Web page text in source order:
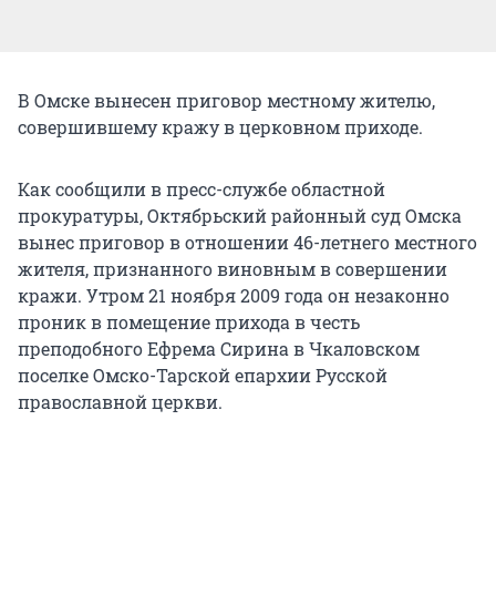
В Омске вынесен приговор местному жителю,
совершившему кражу в церковном приходе.
Как сообщили в пресс-службе областной
прокуратуры, Октябрьский районный суд Омска
вынес приговор в отношении 46-летнего местного
жителя, признанного виновным в совершении
кражи. Утром 21 ноября 2009 года он незаконно
проник в помещение прихода в честь
преподобного Ефрема Сирина в Чкаловском
поселке Омско-Тарской епархии Русской
православной церкви.